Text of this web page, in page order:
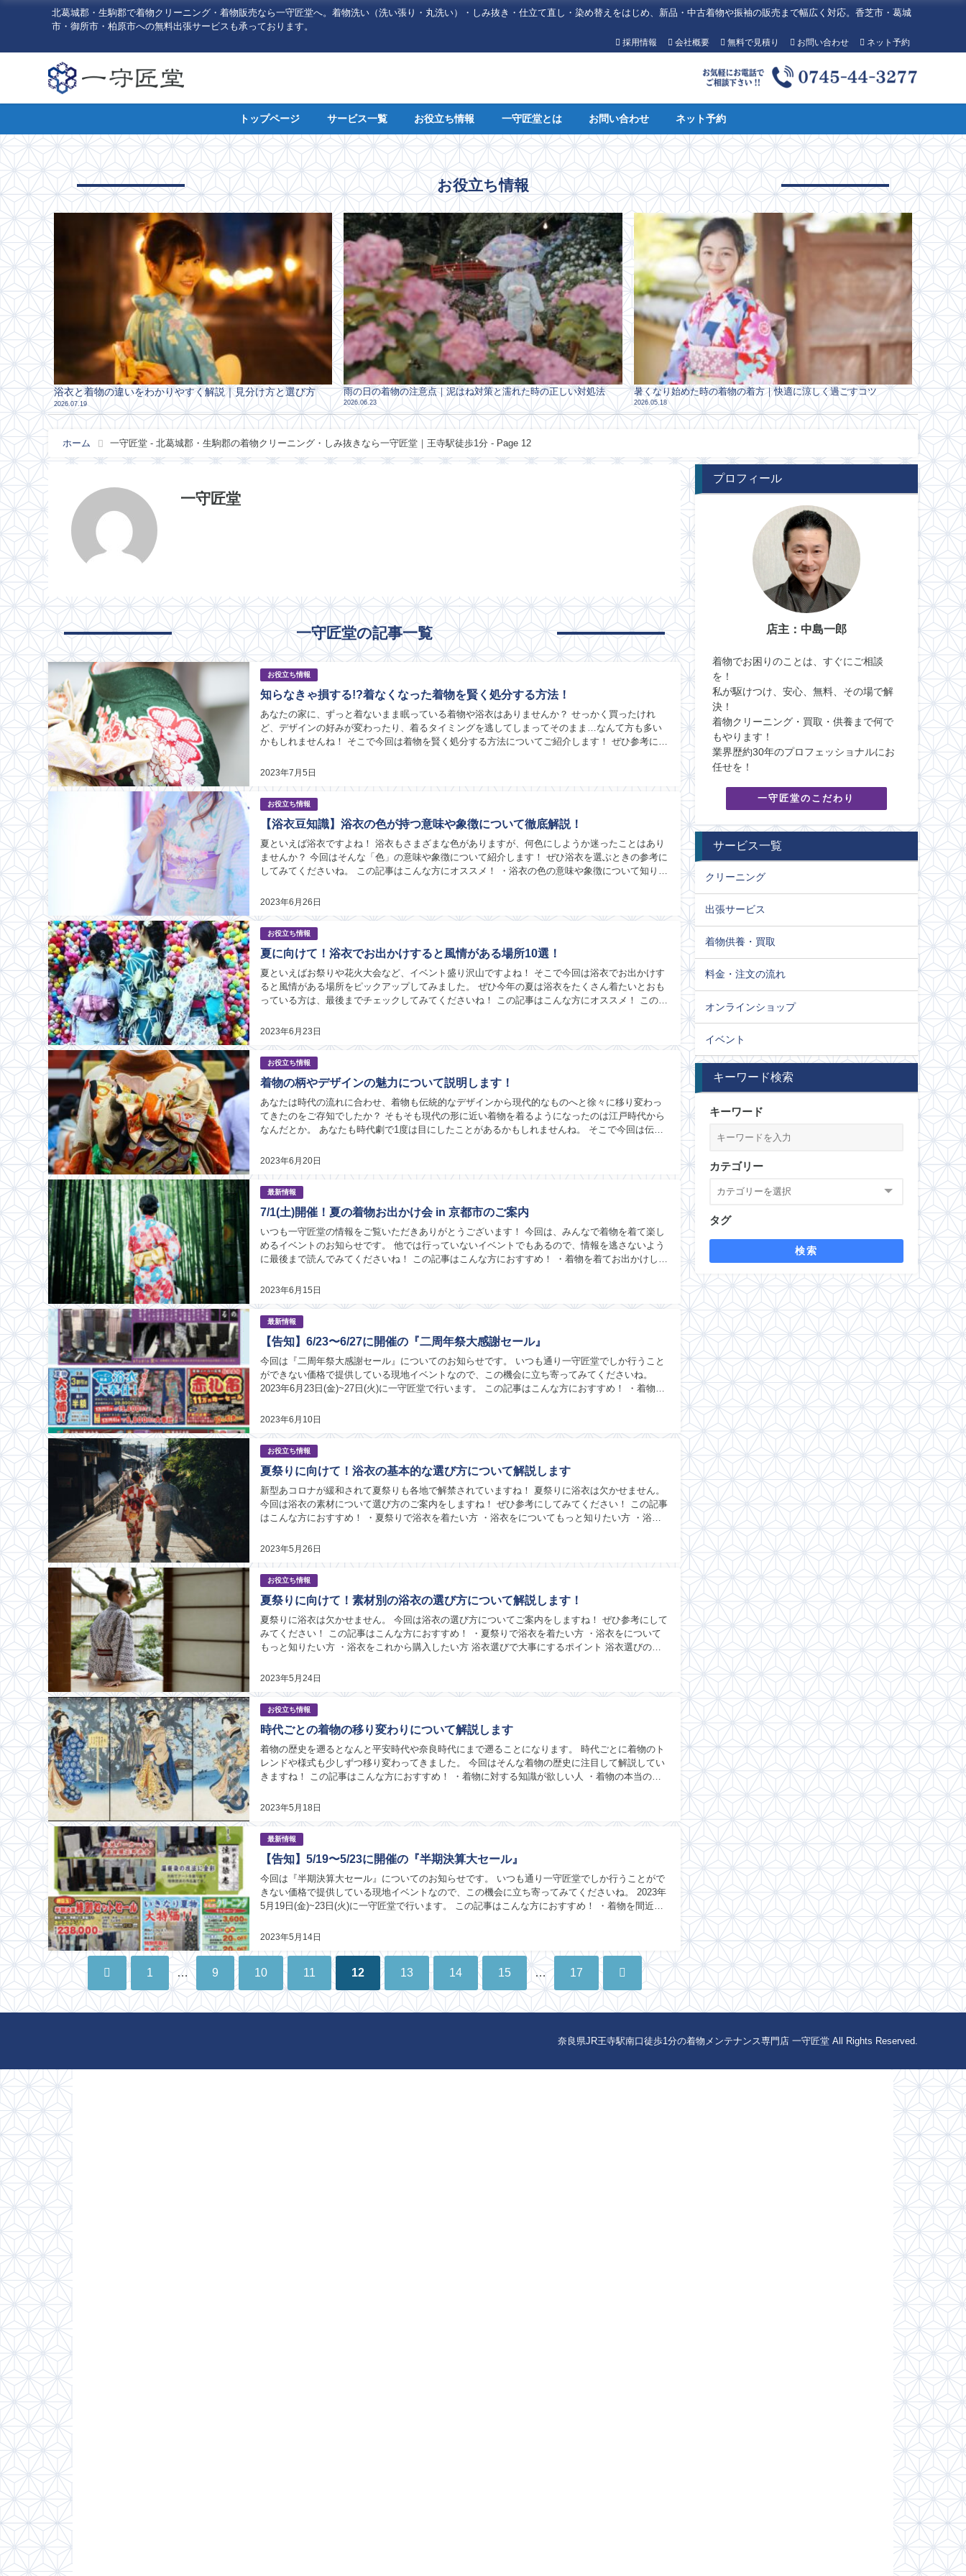
北葛城郡・生駒郡で着物クリーニング・着物販売なら一守匠堂へ。着物洗い（洗い張り・丸洗い）・しみ抜き・仕立て直し・染め替えをはじめ、新品・中古着物や振袖の販売まで幅広く対応。香芝市・葛城
市・御所市・柏原市への無料出張サービスも承っております。
採用情報 会社概要 無料で見積り お問い合わせ ネット予約
トップページ サービス一覧 お役立ち情報 一守匠堂とは お問い合わせ ネット予約
お役立ち情報
浴衣と着物の違いをわかりやすく解説｜見分け方と選び方
2026.07.19
雨の日の着物の注意点｜泥はね対策と濡れた時の正しい対処法
2026.06.23
暑くなり始めた時の着物の着方｜快適に涼しく過ごすコツ
2026.05.18
ホーム 一守匠堂 - 北葛城郡・生駒郡の着物クリーニング・しみ抜きなら一守匠堂｜王寺駅徒歩1分 - Page 12
一守匠堂
一守匠堂の記事一覧
お役立ち情報
知らなきゃ損する!?着なくなった着物を賢く処分する方法！
2023年7月5日
あなたの家に、ずっと着ないまま眠っている着物や浴衣はありませんか？ せっかく買ったけれ
ど、デザインの好みが変わったり、着るタイミングを逃してしまってそのまま…なんて方も多い
かもしれませんね！ そこで今回は着物を賢く処分する方法についてご紹介します！ ぜひ参考にし
お役立ち情報
【浴衣豆知識】浴衣の色が持つ意味や象徴について徹底解説！
2023年6月26日
夏といえば浴衣ですよね！ 浴衣もさまざまな色がありますが、何色にしようか迷ったことはあり
ませんか？ 今回はそんな「色」の意味や象徴について紹介します！ ぜひ浴衣を選ぶときの参考に
してみてくださいね。 この記事はこんな方にオススメ！ ・浴衣の色の意味や象徴について知りた
お役立ち情報
夏に向けて！浴衣でお出かけすると風情がある場所10選！
2023年6月23日
夏といえばお祭りや花火大会など、イベント盛り沢山ですよね！ そこで今回は浴衣でお出かけす
ると風情がある場所をピックアップしてみました。 ぜひ今年の夏は浴衣をたくさん着たいとおも
っている方は、最後までチェックしてみてくださいね！ この記事はこんな方にオススメ！ この記
お役立ち情報
着物の柄やデザインの魅力について説明します！
2023年6月20日
あなたは時代の流れに合わせ、着物も伝統的なデザインから現代的なものへと徐々に移り変わっ
てきたのをご存知でしたか？ そもそも現代の形に近い着物を着るようになったのは江戸時代から
なんだとか。 あなたも時代劇で1度は目にしたことがあるかもしれませんね。 そこで今回は伝統
最新情報
7/1(土)開催！夏の着物お出かけ会 in 京都市のご案内
2023年6月15日
いつも一守匠堂の情報をご覧いただきありがとうございます！ 今回は、みんなで着物を着て楽し
めるイベントのお知らせです。 他では行っていないイベントでもあるので、情報を逃さないよう
に最後まで読んでみてくださいね！ この記事はこんな方におすすめ！ ・着物を着てお出かけした
最新情報
【告知】6/23〜6/27に開催の『二周年祭大感謝セール』
2023年6月10日
今回は『二周年祭大感謝セール』についてのお知らせです。 いつも通り一守匠堂でしか行うこと
ができない価格で提供している現地イベントなので、この機会に立ち寄ってみてくださいね。
2023年6月23日(金)~27日(火)に一守匠堂で行います。 この記事はこんな方におすすめ！ ・着物を
お役立ち情報
夏祭りに向けて！浴衣の基本的な選び方について解説します
2023年5月26日
新型あコロナが緩和されて夏祭りも各地で解禁されていますね！ 夏祭りに浴衣は欠かせません。
今回は浴衣の素材について選び方のご案内をしますね！ ぜひ参考にしてみてください！ この記事
はこんな方におすすめ！ ・夏祭りで浴衣を着たい方 ・浴衣をについてもっと知りたい方 ・浴衣
お役立ち情報
夏祭りに向けて！素材別の浴衣の選び方について解説します！
2023年5月24日
夏祭りに浴衣は欠かせません。 今回は浴衣の選び方についてご案内をしますね！ ぜひ参考にして
みてください！ この記事はこんな方におすすめ！ ・夏祭りで浴衣を着たい方 ・浴衣をについて
もっと知りたい方 ・浴衣をこれから購入したい方 浴衣選びで大事にするポイント 浴衣選びの項
お役立ち情報
時代ごとの着物の移り変わりについて解説します
2023年5月18日
着物の歴史を遡るとなんと平安時代や奈良時代にまで遡ることになります。 時代ごとに着物のト
レンドや様式も少しずつ移り変わってきました。 今回はそんな着物の歴史に注目して解説してい
きますね！ この記事はこんな方におすすめ！ ・着物に対する知識が欲しい人 ・着物の本当の価
最新情報
【告知】5/19〜5/23に開催の『半期決算大セール』
2023年5月14日
今回は『半期決算大セール』についてのお知らせです。 いつも通り一守匠堂でしか行うことがで
きない価格で提供している現地イベントなので、この機会に立ち寄ってみてくださいね。 2023年
5月19日(金)~23日(火)に一守匠堂で行います。 この記事はこんな方におすすめ！ ・着物を間近で
1 … 9 10 11 12 13 14 15 … 17
プロフィール
店主：中島一郎
着物でお困りのことは、すぐにご相談
を！
私が駆けつけ、安心、無料、その場で解
決！
着物クリーニング・買取・供養まで何で
もやります！
業界歴約30年のプロフェッショナルにお
任せを！
一守匠堂のこだわり
サービス一覧
クリーニング
出張サービス
着物供養・買取
料金・注文の流れ
オンラインショップ
イベント
キーワード検索
キーワード
カテゴリー
タグ
検索
奈良県JR王寺駅南口徒歩1分の着物メンテナンス専門店 一守匠堂 All Rights Reserved.